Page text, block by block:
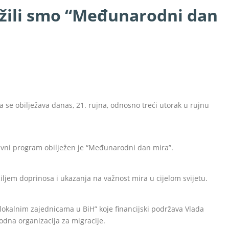
smo “Međunarodni dan
se obilježava danas, 21. rujna, odnosno treći utorak u rujnu
program obilježen je “Međunarodni dan mira”.
doprinosa i ukazanja na važnost mira u cijelom svijetu.
zajednicama u BiH” koje financijski podržava Vlada
organizacija za migracije.